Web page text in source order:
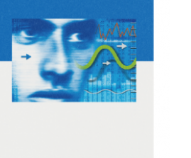
/ DETALLES